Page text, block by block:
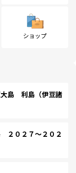
ショップ
島 利島（伊豆諸
０２７～２０２